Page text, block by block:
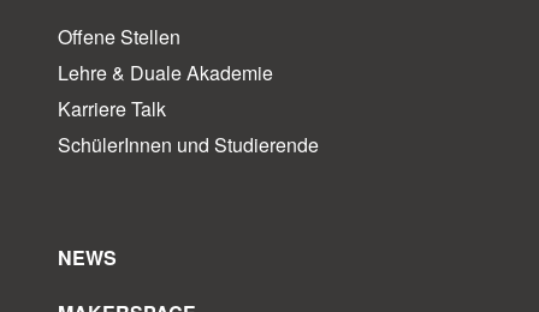
Offene Stellen
Lehre & Duale Akademie
Karriere Talk
SchülerInnen und Studierende
NEWS